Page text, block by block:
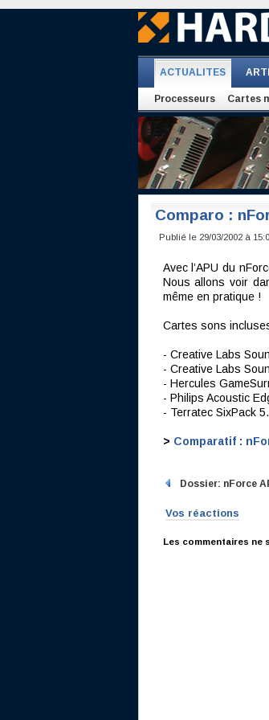
ACTUALITES
Processeurs Cartes
Comparo :
Publié le 29/03/2002 à
Avec l’APU du
Nous allons voir
même en pratique !
Cartes sons
- Creative Labs
- Creative Labs
- Hercules
- Philips Acoustic
- Terratec SixPack
> Comparatif :
Dossier: nForce
Vos réactions
Les commentaires ne